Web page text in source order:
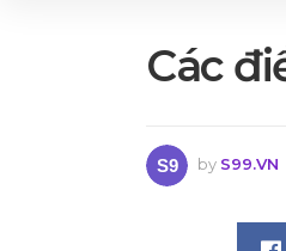
Các
by S99.VN